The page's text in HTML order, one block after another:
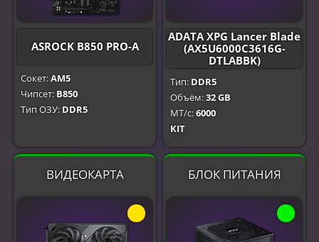
ASROCK B850 PRO-A
Сокет:AM5
Чипсет: B850
Тип ОЗУ: DDR5
ADATA XPG Lancer Blade
(AX5U6000C3616G-
DTLABBK)
Тип: DDR5
Объём:32 GB
МТ/с:6000
KIT
ВИДЕОКАРТА БЛОК ПИТАНИЯ